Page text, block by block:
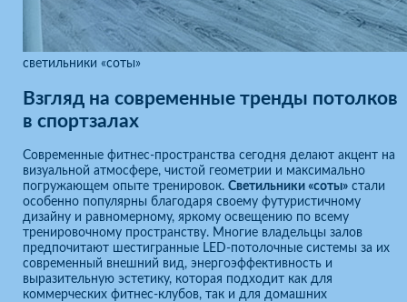
светильники «соты»
Взгляд на современные тренды потолков
в спортзалах
Современные фитнес-пространства сегодня делают акцент на
визуальной атмосфере, чистой геометрии и максимально
погружающем опыте тренировок. Светильники «соты»стали
особенно популярны благодаря своему футуристичному
дизайну и равномерному, яркому освещению по всему
тренировочному пространству. Многие владельцы залов
предпочитают шестигранные LED-потолочные системы за их
современный внешний вид, энергоэффективность и
выразительную эстетику, которая подходит как для
коммерческих фитнес-клубов, так и для домашних